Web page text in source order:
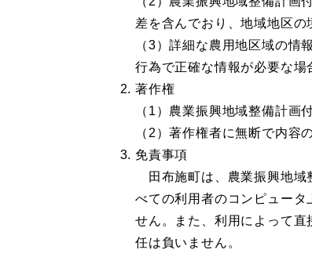
差を含んでおり、地域地区の
（3）詳細な農用地区域の情
行為で正確な情報が必要な場
著作権
（1）農業振興地域整備計画
（2）著作権者に無断で内容
免責事項
田布施町は、農業振興地域
べての利用者のコンピュータ
せん。また、利用によって
任は負いません。